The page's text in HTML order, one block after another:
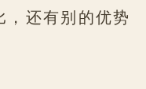
还有别的优势